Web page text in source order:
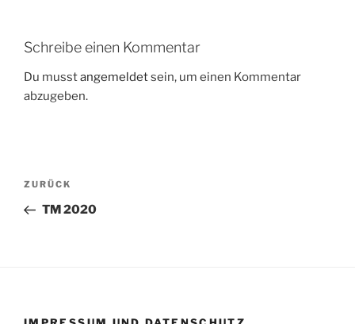
Schreibe einen Kommentar
Du musstangemeldetsein, um einen Kommentar
abzugeben.
Beitragsnavigation
Vorheriger
Beitrag
ZURÜCK
TM 2020